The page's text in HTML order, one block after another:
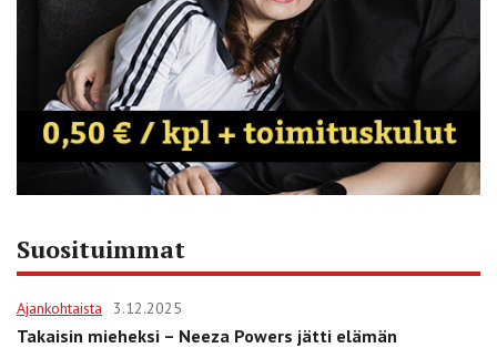
Suosituimmat
Ajankohtaista 3.12.2025
Takaisin mieheksi – Neeza Powers jätti elämän